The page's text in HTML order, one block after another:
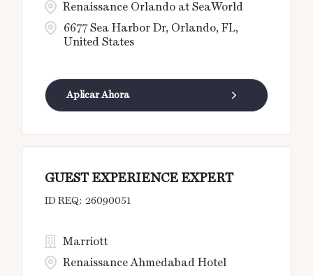
6677 Sea Harbor Dr, Orlando, FL,
United States
Renaissance Orlando at SeaWorld
Aplicar Ahora
GUEST EXPERIENCE EXPERT
26090051
Marriott
Renaissance Ahmedabad Hotel